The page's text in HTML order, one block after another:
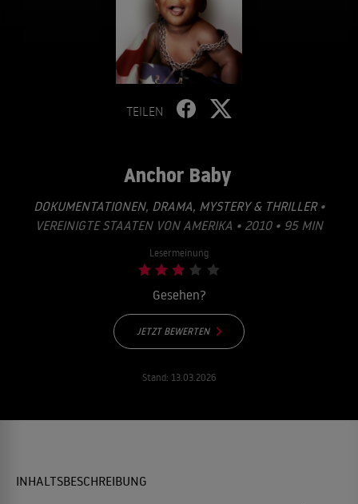
TEILEN
Anchor Baby
DOKUMENTATIONEN, DRAMA, MYSTERY & THRILLER•
VEREINIGTE STAATEN VON AMERIKA • 2010 • 95 MIN
Lesermeinung
Gesehen?
JETZT BEWERTEN
Stand: 13.03.2026
INHALTSBESCHREIBUNG